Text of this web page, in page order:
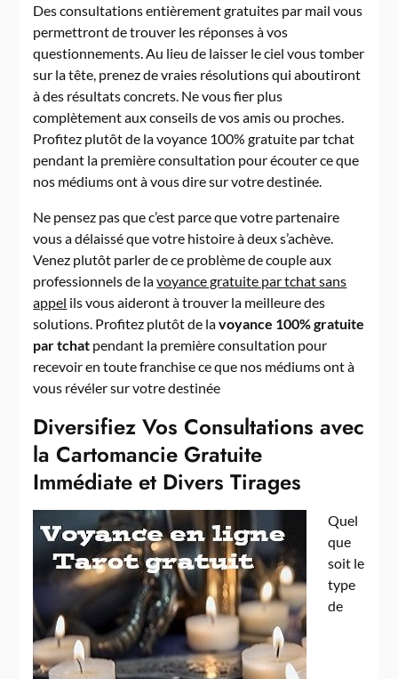
Des consultations entièrement gratuites par mail vous
permettront de trouver les réponses à vos
questionnements. Au lieu de laisser le ciel vous tomber
sur la tête, prenez de vraies résolutions qui aboutiront
à des résultats concrets. Ne vous fier plus
complètement aux conseils de vos amis ou proches.
Profitez plutôt de la voyance 100% gratuite par tchat
pendant la première consultation pour écouter ce que
nos médiums ont à vous dire sur votre destinée.
Ne pensez pas que c’est parce que votre partenaire
vous a délaissé que votre histoire à deux s’achève.
Venez plutôt parler de ce problème de couple aux
professionnels de lavoyance gratuite par tchat sans
appel ils vous aideront à trouver la meilleure des
solutions. Profitez plutôt de lavoyance 100% gratuite
par tchat pendant la première consultation pour
recevoir en toute franchise ce que nos médiums ont à
vous révéler sur votre destinée
Diversifiez Vos Consultations avec
la Cartomancie Gratuite
Immédiate et Divers Tirages
Quel
que
soit le
type
de